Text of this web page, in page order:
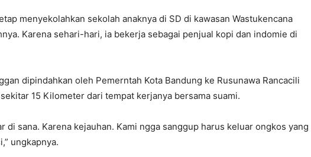
menyekolahkan sekolah anaknya di SD di kawasan Wastukencana
Karena sehari-hari, ia bekerja sebagai penjual kopi dan indomie di
dipindahkan oleh Pemerntah Kota Bandung ke Rusunawa Rancacili
15 Kilometer dari tempat kerjanya bersama suami.
di sana. Karena kejauhan. Kami ngga sanggup harus keluar ongkos yang
ungkapnya.